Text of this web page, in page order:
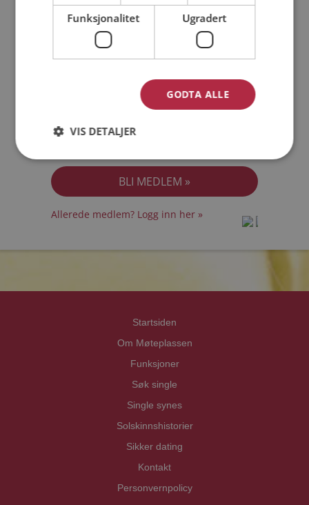
Jeg akseptererMedlemsvilkårene
Allerede medlem? Logg inn her »
Startsiden
Om Møteplassen
Funksjoner
Søk single
Single synes
Solskinnshistorier
Sikker dating
Kontakt
Personvernpolicy
Funksjonalitet Ugradert
GODTA ALLE
VIS DETALJER